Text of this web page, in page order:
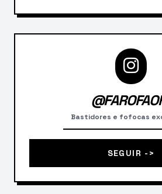
Bastidores e fofocas
SEGUIR ->